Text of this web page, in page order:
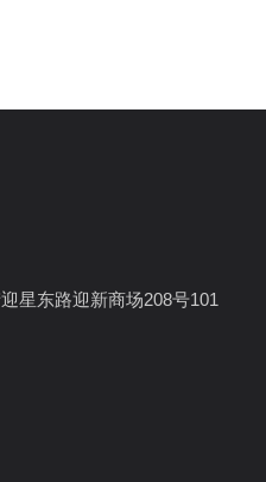
星东路迎新商场208号101